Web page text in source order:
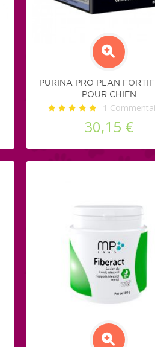
PURINA PRO PLAN
POUR CHIEN
1
30,15 €